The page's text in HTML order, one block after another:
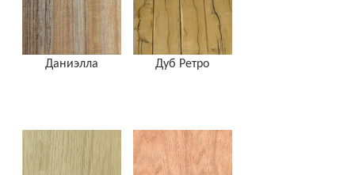
Даниэлла Дуб Ретро